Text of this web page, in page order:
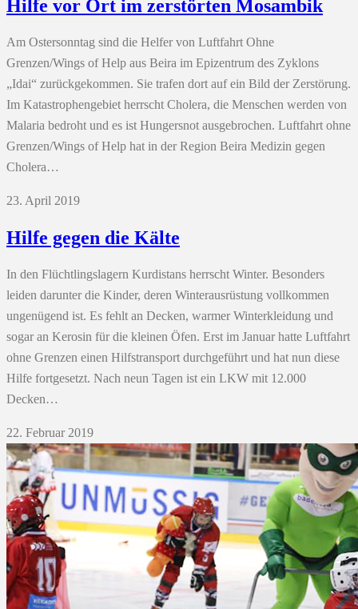
Hilfe vor Ort im zerstörten Mosambik
Am Ostersonntag sind die Helfer von Luftfahrt Ohne
Grenzen/Wings of Help aus Beira im Epizentrum des Zyklons
„Idai“ zurückgekommen. Sie trafen dort auf ein Bild der Zerstörung.
Im Katastrophengebiet herrscht Cholera, die Menschen werden von
Malaria bedroht und es ist Hungersnot ausgebrochen. Luftfahrt ohne
Grenzen/Wings of Help hat in der Region Beira Medizin gegen
Cholera…
23. April 2019
Hilfe gegen die Kälte
In den Flüchtlingslagern Kurdistans herrscht Winter. Besonders
leiden darunter die Kinder, deren Winterausrüstung vollkommen
ungenügend ist. Es fehlt an Decken, warmer Winterkleidung und
sogar an Kerosin für die kleinen Öfen. Erst im Januar hatte Luftfahrt
ohne Grenzen einen Hilfstransport durchgeführt und hat nun diese
Hilfe fortgesetzt. Nach neun Tagen ist ein LKW mit 12.000
Decken…
22. Februar 2019